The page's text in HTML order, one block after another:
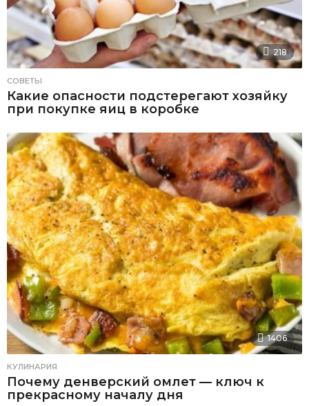
218
СОВЕТЫ
Какие опасности подстерегают хозяйку
при покупке яиц в коробке
1406
КУЛИНАРИЯ
Почему денверский омлет — ключ к
прекрасному началу дня